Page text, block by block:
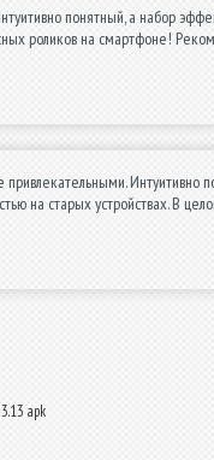
понятный, а набор
роликов на смартфоне!
Интуитивно
на старых устройствах. В
apk